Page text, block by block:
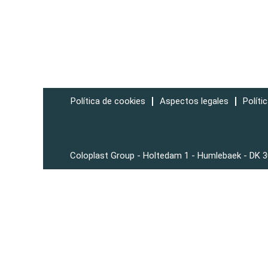
Política de cookies Aspectos legales
Coloplast Group - Holtedam 1 - Humlebaek - DK